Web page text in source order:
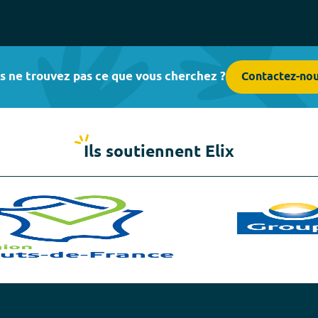
ne trouvez pas ce que vous cherchez ? Contactez-
Ils soutiennent Elix